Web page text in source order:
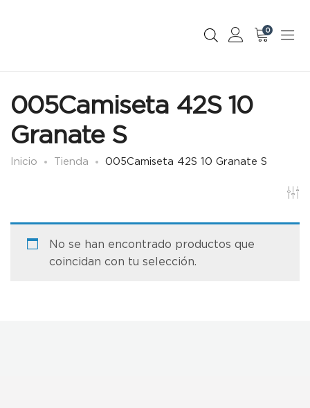
0
005Camiseta 42S 10
Granate S
Inicio Tienda 005Camiseta 42S 10 Granate S
No se han encontrado productos que
coincidan con tu selección.